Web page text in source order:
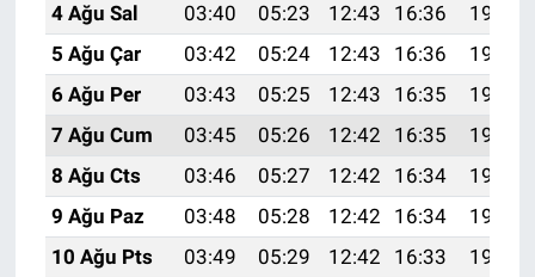
4 Ağu Sal
03:40 05:23 12:43 16:36
19:52
5 Ağu Çar
03:42 05:24 12:43 16:36
19:51
6 Ağu Per
03:43 05:25 12:43 16:35
19:50
7 Ağu Cum
03:45 05:26 12:42 16:35
19:49
8 Ağu Cts
03:46 05:27 12:42 16:34
19:48
9 Ağu Paz
03:48 05:28 12:42 16:34
19:46
10 Ağu Pts
03:49 05:29 12:42 16:33
19:45